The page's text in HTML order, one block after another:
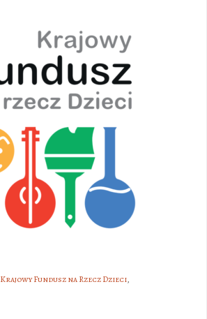
Krajowy Fundusz na Rzecz Dzieci,